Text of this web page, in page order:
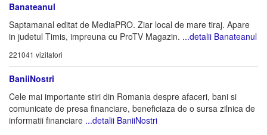
Banateanul
Saptamanal editat de MediaPRO. Ziar local de mare tiraj. Apare
in judetul Timis, impreuna cu ProTV Magazin. ...detalii Banateanul
221041 vizitatori
BaniiNostri
Cele mai importante stiri din Romania despre afaceri, bani si
comunicate de presa financiare, beneficiaza de o sursa zilnica de
informatii financiare ...detalii BaniiNostri